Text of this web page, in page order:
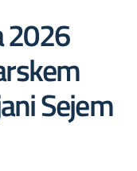
2026
Sejem